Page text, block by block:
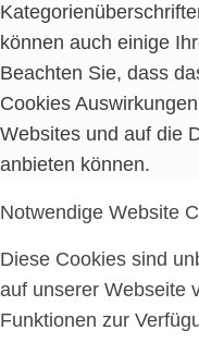
können auch einige
Beachten Sie, dass
Cookies
Websites und auf die
anbieten können.
Notwendige Website
Diese Cookies sind
auf unserer Webseite
Funktionen zur